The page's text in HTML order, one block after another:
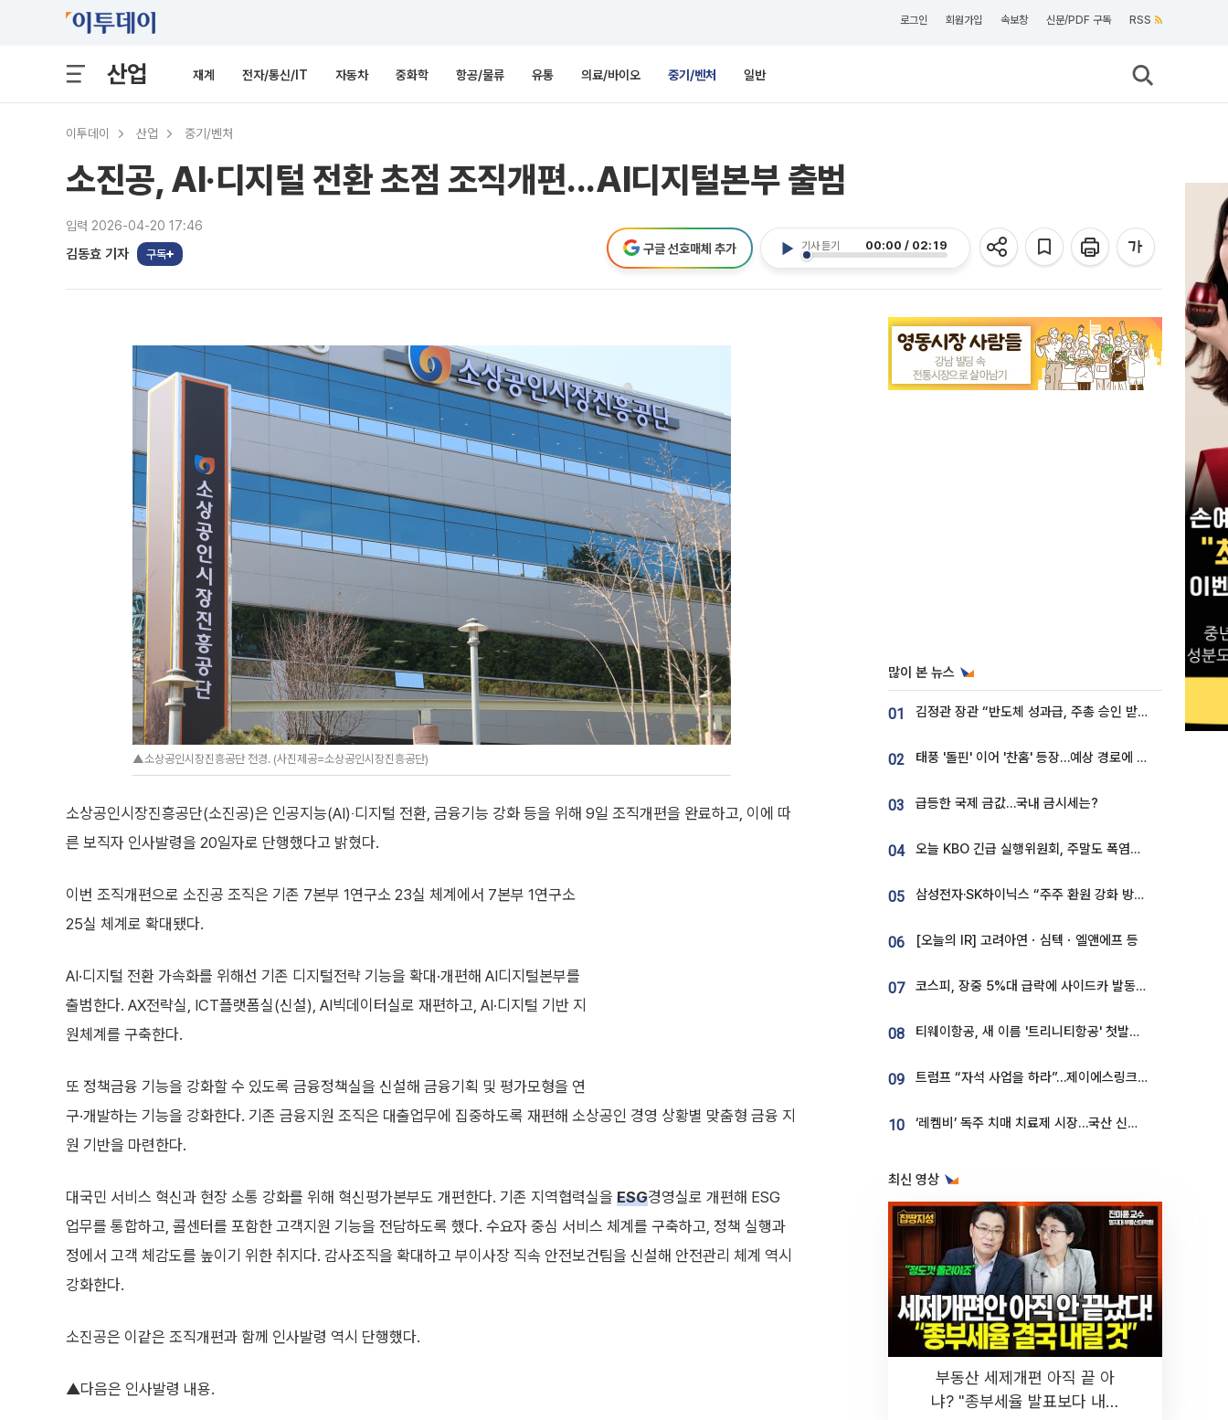
로그인 회원가입 속보창 신문/PDF 구독 RSS
산업 재계 전자/통신/IT 자동차 중화학 항공/물류 유통 의료/바이오 중기/벤처 일반
이투데이 산업 중기/벤처
소진공, AI‧디지털 전환 초점 조직개편...AI디지털본부 출범
입력 2026-04-20 17:46
김동효 기자 구독
기사 듣기 00:00 / 02:19
구글 선호매체 추가
▲소상공인시장진흥공단 전경. (사진제공=소상공인시장진흥공단)
소상공인시장진흥공단(소진공)은 인공지능(AI)‧디지털 전환, 금융기능 강화 등을 위해 9일 조직개편을 완료하고, 이에 따
른 보직자 인사발령을 20일자로 단행했다고 밝혔다.
이번 조직개편으로 소진공 조직은 기존 7본부 1연구소 23실 체계에서 7본부 1연구소
25실 체계로 확대됐다.
AI·디지털 전환 가속화를 위해선 기존 디지털전략 기능을 확대·개편해 AI디지털본부를
출범한다. AX전략실, ICT플랫폼실(신설), AI빅데이터실로 재편하고, AI·디지털 기반 지
원체계를 구축한다.
또 정책금융 기능을 강화할 수 있도록 금융정책실을 신설해 금융기획 및 평가모형을 연
구·개발하는 기능을 강화한다. 기존 금융지원 조직은 대출업무에 집중하도록 재편해 소상공인 경영 상황별 맞춤형 금융 지
원 기반을 마련한다.
대국민 서비스 혁신과 현장 소통 강화를 위해 혁신평가본부도 개편한다. 기존 지역협력실을 ESG경영실로 개편해 ESG
업무를 통합하고, 콜센터를 포함한 고객지원 기능을 전담하도록 했다. 수요자 중심 서비스 체계를 구축하고, 정책 실행과
정에서 고객 체감도를 높이기 위한 취지다. 감사조직을 확대하고 부이사장 직속 안전보건팀을 신설해 안전관리 체계 역시
강화한다.
소진공은 이같은 조직개편과 함께 인사발령 역시 단행했다.
▲다음은 인사발령 내용.
많이 본 뉴스
01 김정관 장관 “반도체 성과급, 주총 승인 받도록”…상법·자본시장법 개정 시사
02 태풍 '돌핀' 이어 '찬홈' 등장…예상 경로에 한국 '한숨'
03 급등한 국제 금값…국내 금시세는?
04 오늘 KBO 긴급 실행위원회, 주말도 폭염취소 될까
05 삼성전자·SK하이닉스 “주주 환원 강화 방안 마련”
06 [오늘의 IR] 고려아연ㆍ심텍ㆍ엘앤에프 등
07 코스피, 장중 5%대 급락에 사이드카 발동…삼성·SK 동반 폭락
08 티웨이항공, 새 이름 '트리니티항공' 첫발…SSC 전략 본격화
09 트럼프 “자석 사업을 하라”…제이에스링크, 비중국 영구자석 공급망 구축 속도
10 ‘레켐비’ 독주 치매 치료제 시장…국산 신약 등장하나
최신 영상
부동산 세제개편 아직 끝 아
냐? "종부세율 발표보다 내릴